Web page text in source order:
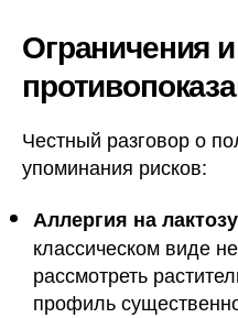
Ограничения и
Честный разговор о
упоминания рисков:
Аллергия на
классическом виде
рассмотреть
профиль